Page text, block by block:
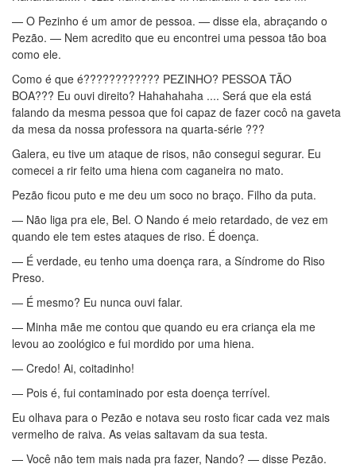
— O Pezinho é um amor de pessoa. — disse ela, abraçando o
Pezão. — Nem acredito que eu encontrei uma pessoa tão boa
como ele.
Como é que é???????????? PEZINHO? PESSOA TÃO
BOA??? Eu ouvi direito? Hahahahaha .... Será que ela está
falando da mesma pessoa que foi capaz de fazer cocô na gaveta
da mesa da nossa professora na quarta-série ???
Galera, eu tive um ataque de risos, não consegui segurar. Eu
comecei a rir feito uma hiena com caganeira no mato.
Pezão ficou puto e me deu um soco no braço. Filho da puta.
— Não liga pra ele, Bel. O Nando é meio retardado, de vez em
quando ele tem estes ataques de riso. É doença.
— É verdade, eu tenho uma doença rara, a Síndrome do Riso
Preso.
— É mesmo? Eu nunca ouvi falar.
— Minha mãe me contou que quando eu era criança ela me
levou ao zoológico e fui mordido por uma hiena.
— Credo! Ai, coitadinho!
— Pois é, fui contaminado por esta doença terrível.
Eu olhava para o Pezão e notava seu rosto ficar cada vez mais
vermelho de raiva. As veias saltavam da sua testa.
— Você não tem mais nada pra fazer, Nando? — disse Pezão.